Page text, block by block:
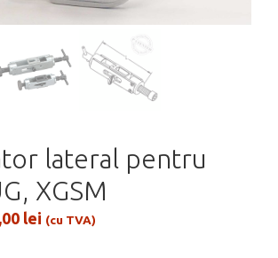
lateral pentru
XGSM
lei Prețul
(cu TVA)